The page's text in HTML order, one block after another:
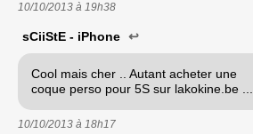
10/10/2013 à 19h38
sCiiStE - iPhone ↩
Cool mais cher .. Autant acheter une
coque perso pour 5S sur lakokine.be ...
10/10/2013 à 18h17